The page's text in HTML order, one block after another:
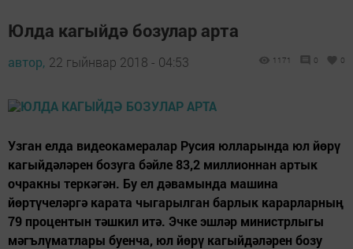
Юлда кагыйдә бозулар арта
автор, 22 гыйнвар 2018 - 04:53 1171 0 0
Узган елда видеокамералар Русия юлларында юл йөрү
кагыйдәләрен бозуга бәйле 83,2 миллионнан артык
очракны теркәгән. Бу ел дәвамында машина
йөртүчеләргә карата чыгарылган барлык карарларның
79 процентын тәшкил итә. Эчке эшләр министрлыгы
мәгълүматлары буенча, юл йөрү кагыйдәләрен бозу